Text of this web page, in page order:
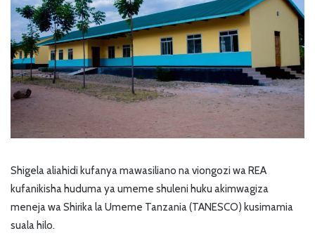
Shigela aliahidi kufanya mawasiliano na viongozi wa REA
kufanikisha huduma ya umeme shuleni huku akimwagiza
meneja wa Shirika la Umeme Tanzania (TANESCO) kusimamia
suala hilo.